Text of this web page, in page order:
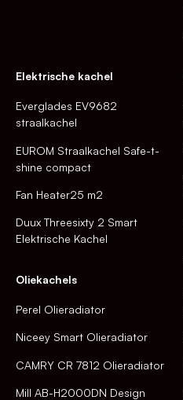
Elektrische kachel
Everglades EV9682
straalkachel
EUROM Straalkachel Safe-t-
shine compact
Fan Heater25 m2
Duux Threesixty 2 Smart
Elektrische Kachel
Oliekachels
Perel Olieradiator
Niceey Smart Olieradiator
CAMRY CR 7812 Olieradiator
Mill AB-H2000DN Design